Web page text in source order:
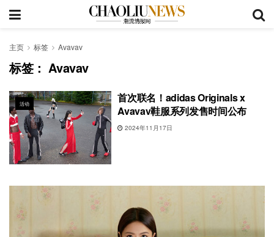
主页 标签 Avavav
标签：Avavav
活动
首次联名！adidas Originals x
Avavav鞋服系列发售时间公布
2024年11月17日